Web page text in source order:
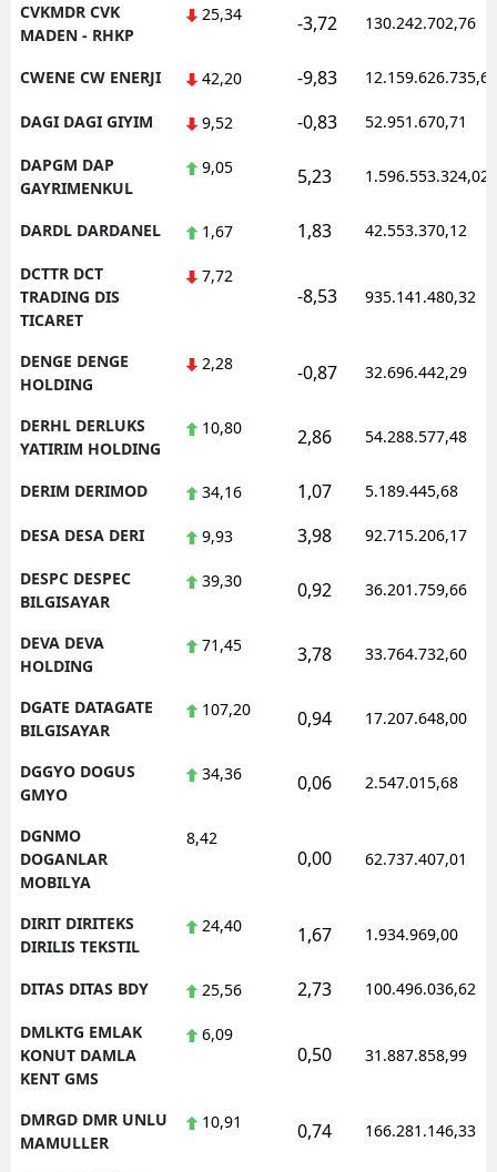
CVKMDR CVK
MADEN - RHKP
25,34 -3,72 130.242.702,76
CWENE CW ENERJI 42,20 -9,83 12.159.626.735,62
DAGI DAGI GIYIM 9,52 -0,83 52.951.670,71
DAPGM DAP
GAYRIMENKUL
9,05 5,23 1.596.553.324,02
DARDL DARDANEL 1,67 1,83 42.553.370,12
DCTTR DCT
TRADING DIS
TICARET
7,72
-8,53 935.141.480,32
DENGE DENGE
HOLDING
2,28 -0,87 32.696.442,29
DERHL DERLUKS
YATIRIM HOLDING
10,80 2,86 54.288.577,48
DERIM DERIMOD 34,16 1,07 5.189.445,68
DESA DESA DERI 9,93 3,98 92.715.206,17
DESPC DESPEC
BILGISAYAR
39,30 0,92 36.201.759,66
DEVA DEVA
HOLDING
71,45 3,78 33.764.732,60
DGATE DATAGATE
BILGISAYAR
107,20 0,94 17.207.648,00
DGGYO DOGUS
GMYO
34,36 0,06 2.547.015,68
DGNMO
DOGANLAR
MOBILYA
8,42
0,00 62.737.407,01
DIRIT DIRITEKS
DIRILIS TEKSTIL
24,40 1,67 1.934.969,00
DITAS DITAS BDY 25,56 2,73 100.496.036,62
DMLKTG EMLAK
KONUT DAMLA
KENT GMS
6,09
0,50 31.887.858,99
DMRGD DMR UNLU
MAMULLER
10,91 0,74 166.281.146,33